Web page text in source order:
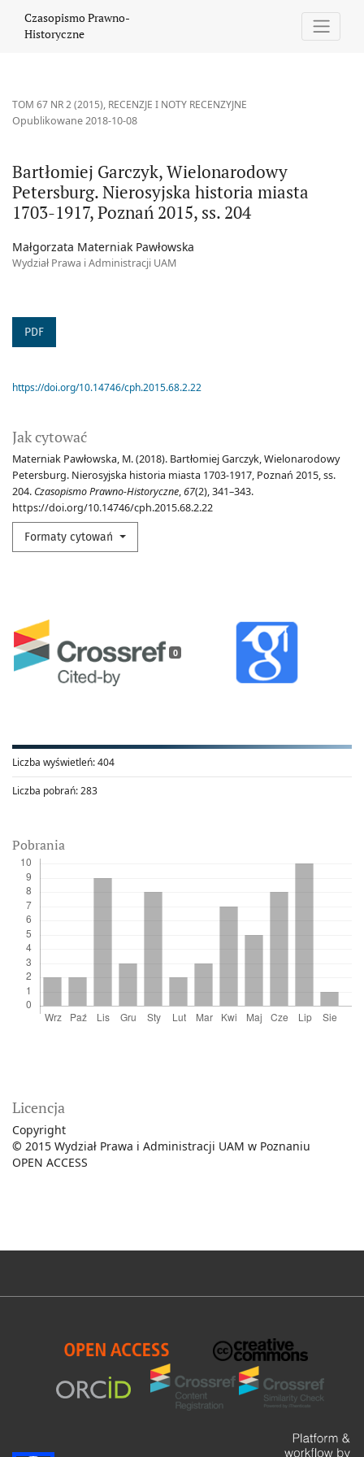
Czasopismo Prawno-
Historyczne
TOM 67 NR 2 (2015), RECENZJE I NOTY RECENZYJNE
Bartłomiej Garczyk, Wielonarodowy
Petersburg. Nierosyjska historia miasta
1703-1917, Poznań 2015, ss. 204
Opublikowane 2018-10-08
Małgorzata Materniak Pawłowska
Wydział Prawa i Administracji UAM
PDF
Jak cytować
Materniak Pawłowska, M. (2018). Bartłomiej Garczyk, Wielonarodowy
Petersburg. Nierosyjska historia miasta 1703-1917, Poznań 2015, ss.
204. Czasopismo Prawno-Historyczne,67(2), 341–343.
https://doi.org/10.14746/cph.2015.68.2.22
Formaty cytowań
0
Liczba wyświetleń:404
Liczba pobrań:283
https://doi.org/10.14746/cph.2015.68.2.22
Pobrania
Licencja
Copyright
© 2015 Wydział Prawa i Administracji UAM w Poznaniu
OPEN ACCESS